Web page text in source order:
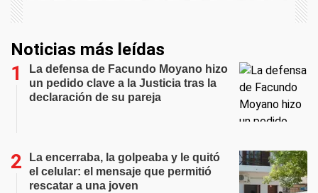
Noticias más leídas
La defensa de Facundo Moyano hizo
un pedido clave a la Justicia tras la
declaración de su pareja
La encerraba, la golpeaba y le quitó
el celular: el mensaje que permitió
rescatar a una joven